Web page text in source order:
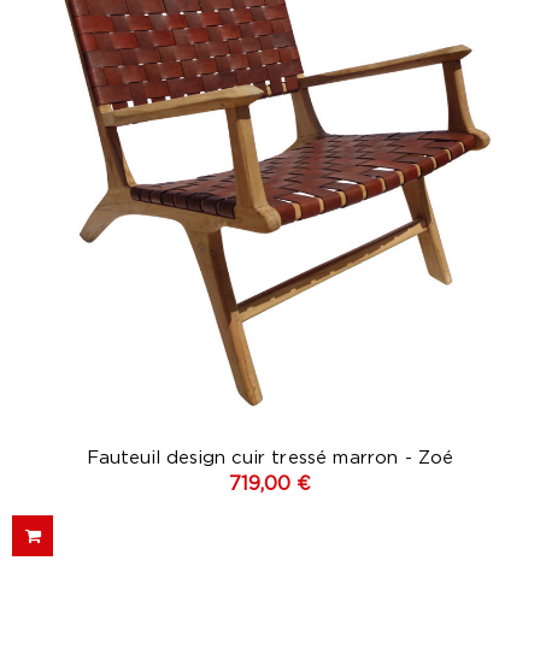
Fauteuil design cuir tressé marron - Zoé
719,00 €